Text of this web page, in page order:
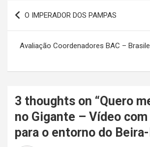
Navegação
de
Post
O IMPERADOR DOS PAMPAS
Avaliação Coordenadores BAC –
3 thoughts on “Quero
no Gigante – Vídeo
para o entorno do